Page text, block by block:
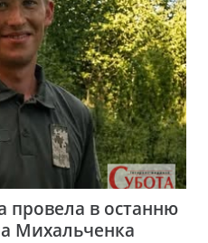
провела в останню
Михальченка